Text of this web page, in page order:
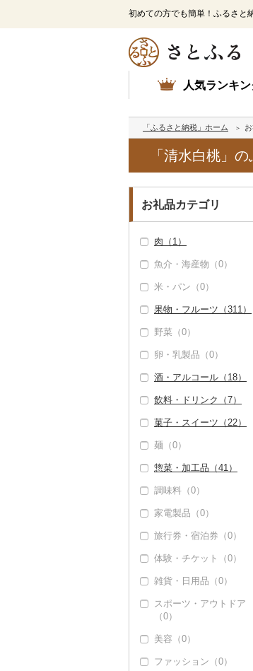
初めての方でも簡単！ふるさと
人気ランキン
「ふるさと納税」ホーム
「清水白桃」
お礼品カテゴリ
肉（1）
牛肉（精肉）（0）
牛肉（加工品）（0）
豚肉（精肉）（0）
豚肉（加工品）（1）
ハンバーグ（0）
もつ鍋（0）
ハム（0）
ソーセージ・ウインナ
（0）
その他豚肉（加工品）
（0）
鶏肉（0）
鹿肉（0）
馬肉（0）
羊肉・ラム肉（ジンギ
（0）
魚介・海産物（0）
米・パン（0）
果物・フルーツ（311）
ぶどう・マスカット
（8）
その他ぶどう・マスカ
ット（0）
ドライフルーツ（0）
その他果物（0）
野菜（0）
卵・乳製品（0）
酒・アルコール（18）
ビール・発泡酒（1）
ビール（0）
発泡酒（0）
地ビール・クラフトビ
日本酒（0）
焼酎（0）
梅酒（0）
泡盛（0）
ワイン（8）
白ワイン（3）
赤ワイン（1）
シャンパン・スパーク
その他ワイン（6）
ウイスキー（0）
リキュール・洋酒（1
ノンアルコール（0）
その他酒（0）
飲料・ドリンク（7）
水・ミネラルウォータ
（0）
茶（0）
果汁飲料（7）
りんごジュース（0）
みかんジュース（オレ
ンジジュース）（0）
紅茶（0）
その他飲料・ジュース
（3）
炭酸飲料（0）
豆乳（0）
その他飲料・ジュース
菓子・スイーツ（22）
ケーキ（3）
クッキー（0）
焼き菓子（0）
プリン（0）
ゼリー（17）
チョコレート（0）
カステラ（0）
アイス・ジェラート
（2）
その他洋菓子（0）
煎餅・おかき（0）
麺（0）
惣菜・加工品（41）
惣菜（0）
カレー・シチュー
スープ（0）
豆腐・納豆（0）
漬物（0）
調味料（0）
家電製品（0）
旅行券・宿泊券（0）
体験・チケット（0）
雑貨・日用品（0）
スポーツ・アウトドア
（0）
美容（0）
ファッション（0）